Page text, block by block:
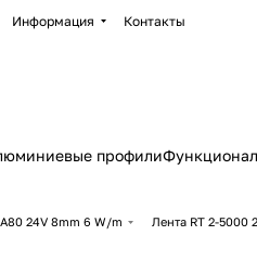
Информация Контакты
профили
A80 24V 8mm 6 W/m Лента RT 2-5000